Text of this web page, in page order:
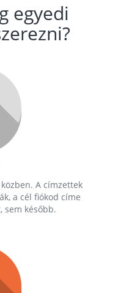
egyedi
A címzettek
a cél fiókod címe
sem később.